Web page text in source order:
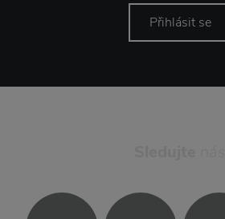
Přihlásit se